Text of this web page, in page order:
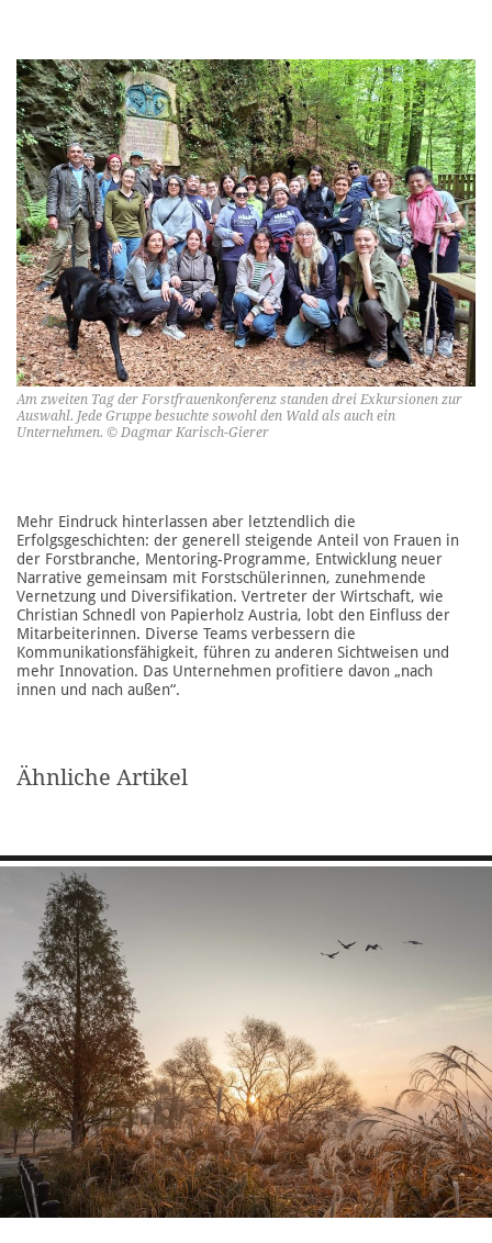
Am zweiten Tag der Forstfrauenkonferenz standen drei Exkursionen zur
Auswahl. Jede Gruppe besuchte sowohl den Wald als auch ein
Unternehmen. © Dagmar Karisch-Gierer
Mehr Eindruck hinterlassen aber letztendlich die
Erfolgsgeschichten: der generell steigende Anteil von Frauen in
der Forstbranche, Mentoring-Programme, Entwicklung neuer
Narrative gemeinsam mit Forstschülerinnen, zunehmende
Vernetzung und Diversifikation. Vertreter der Wirtschaft, wie
Christian Schnedl von Papierholz Austria, lobt den Einfluss der
Mitarbeiterinnen. Diverse Teams verbessern die
Kommunikationsfähigkeit, führen zu anderen Sichtweisen und
mehr Innovation. Das Unternehmen profitiere davon „nach
innen und nach außen“.
Ähnliche Artikel